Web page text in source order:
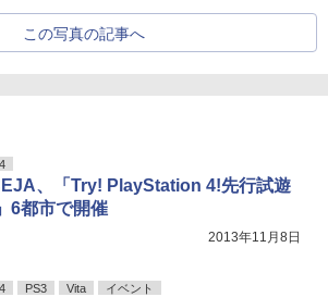
この写真の記事へ
、「Try! PlayStation 4!先行試遊
6都市で開催
2013年11月8日
PS3 Vita イベント